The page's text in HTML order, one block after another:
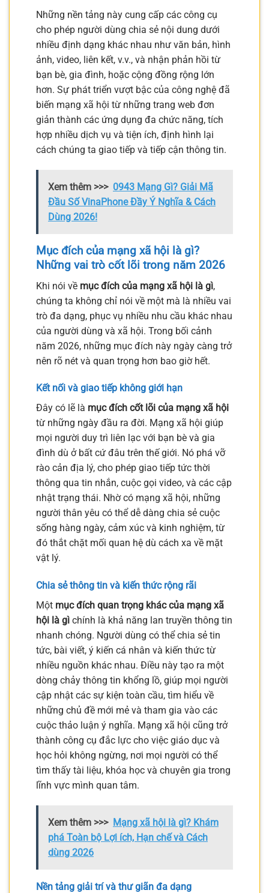
Những nền tảng này cung cấp các công cụ
cho phép người dùng chia sẻ nội dung dưới
nhiều định dạng khác nhau như văn bản, hình
ảnh, video, liên kết, v.v., và nhận phản hồi từ
bạn bè, gia đình, hoặc cộng đồng rộng lớn
hơn. Sự phát triển vượt bậc của công nghệ đã
biến mạng xã hội từ những trang web đơn
giản thành các ứng dụng đa chức năng, tích
hợp nhiều dịch vụ và tiện ích, định hình lại
cách chúng ta giao tiếp và tiếp cận thông tin.
Xem thêm >>> 0943 Mạng Gì? Giải Mã
Đầu Số VinaPhone Đầy Ý Nghĩa & Cách
Dùng 2026!
Mục đích của mạng xã hội là gì?
Những vai trò cốt lõi trong năm 2026
Khi nói về mục đích của mạng xã hội là gì,
chúng ta không chỉ nói về một mà là nhiều vai
trò đa dạng, phục vụ nhiều nhu cầu khác nhau
của người dùng và xã hội. Trong bối cảnh
năm 2026, những mục đích này ngày càng trở
nên rõ nét và quan trọng hơn bao giờ hết.
Kết nối và giao tiếp không giới hạn
Đây có lẽ là mục đích cốt lõi của mạng xã hội
từ những ngày đầu ra đời. Mạng xã hội giúp
mọi người duy trì liên lạc với bạn bè và gia
đình dù ở bất cứ đâu trên thế giới. Nó phá vỡ
rào cản địa lý, cho phép giao tiếp tức thời
thông qua tin nhắn, cuộc gọi video, và các cập
nhật trạng thái. Nhờ có mạng xã hội, những
người thân yêu có thể dễ dàng chia sẻ cuộc
sống hàng ngày, cảm xúc và kinh nghiệm, từ
đó thắt chặt mối quan hệ dù cách xa về mặt
vật lý.
Chia sẻ thông tin và kiến thức rộng rãi
Một mục đích quan trọng khác của mạng xã
hội là gì chính là khả năng lan truyền thông tin
nhanh chóng. Người dùng có thể chia sẻ tin
tức, bài viết, ý kiến cá nhân và kiến thức từ
nhiều nguồn khác nhau. Điều này tạo ra một
dòng chảy thông tin khổng lồ, giúp mọi người
cập nhật các sự kiện toàn cầu, tìm hiểu về
những chủ đề mới mẻ và tham gia vào các
cuộc thảo luận ý nghĩa. Mạng xã hội cũng trở
thành công cụ đắc lực cho việc giáo dục và
học hỏi không ngừng, nơi mọi người có thể
tìm thấy tài liệu, khóa học và chuyên gia trong
lĩnh vực mình quan tâm.
Xem thêm >>> Mạng xã hội là gì? Khám
phá Toàn bộ Lợi ích, Hạn chế và Cách
dùng 2026
Nền tảng giải trí và thư giãn đa dạng